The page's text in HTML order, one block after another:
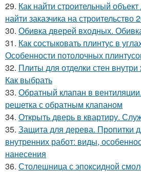
29. Как найти строительный
найти заказчика на строительство
30. Обивка дверей входных.
31. Как состыковать плинтус в
Особенности потолочных
32. Плиты для отделки стен
Как выбрать
33. Обратный клапан в
решетка с обратным клапаном
34. Открыть дверь в квартиру.
35. Защита для дерева. Пропитки
внутренних работ: виды,
нанесения
36. Столешница с эпоксидной